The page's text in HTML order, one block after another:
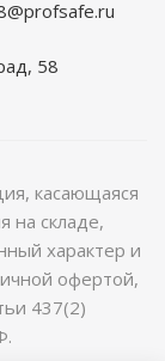
58
касающаяся
на складе,
характер и
офертой,
437(2)